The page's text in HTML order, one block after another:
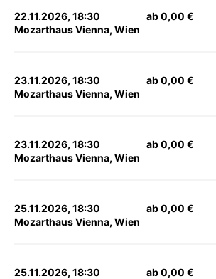
22.11.2026, 18:30
Mozarthaus Vienna, Wien
ab 0,00 €
23.11.2026, 18:30
Mozarthaus Vienna, Wien
ab 0,00 €
23.11.2026, 18:30
Mozarthaus Vienna, Wien
ab 0,00 €
25.11.2026, 18:30
Mozarthaus Vienna, Wien
ab 0,00 €
25.11.2026, 18:30 ab 0,00 €